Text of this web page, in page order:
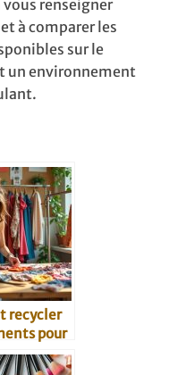
vous renseigner
à comparer les
sur le
un environnement
recycler
pour
style